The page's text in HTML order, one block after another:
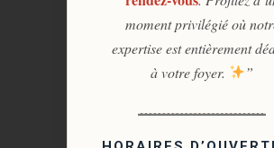
moment privilégié où
expertise est entièrement
à votre foyer.
”